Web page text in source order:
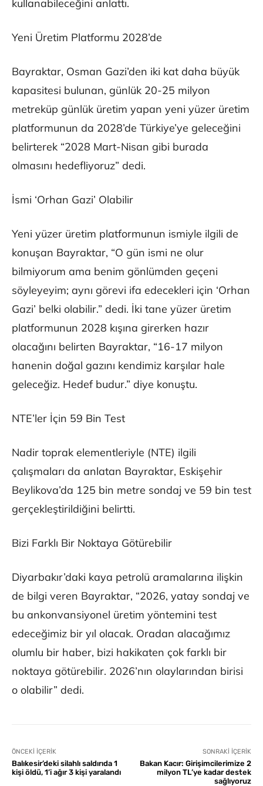
kullanabileceğini anlattı.
Yeni Üretim Platformu 2028’de
Bayraktar, Osman Gazi’den iki kat daha büyük
kapasitesi bulunan, günlük 20-25 milyon
metreküp günlük üretim yapan yeni yüzer üretim
platformunun da 2028’de Türkiye’ye geleceğini
belirterek “2028 Mart-Nisan gibi burada
olmasını hedefliyoruz” dedi.
İsmi ‘Orhan Gazi’ Olabilir
Yeni yüzer üretim platformunun ismiyle ilgili de
konuşan Bayraktar, “O gün ismi ne olur
bilmiyorum ama benim gönlümden geçeni
söyleyeyim; aynı görevi ifa edecekleri için ‘Orhan
Gazi’ belki olabilir.” dedi. İki tane yüzer üretim
platformunun 2028 kışına girerken hazır
olacağını belirten Bayraktar, “16-17 milyon
hanenin doğal gazını kendimiz karşılar hale
geleceğiz. Hedef budur.” diye konuştu.
NTE’ler İçin 59 Bin Test
Nadir toprak elementleriyle (NTE) ilgili
çalışmaları da anlatan Bayraktar, Eskişehir
Beylikova’da 125 bin metre sondaj ve 59 bin test
gerçekleştirildiğini belirtti.
Bizi Farklı Bir Noktaya Götürebilir
Diyarbakır’daki kaya petrolü aramalarına ilişkin
de bilgi veren Bayraktar, “2026, yatay sondaj ve
bu ankonvansiyonel üretim yöntemini test
edeceğimiz bir yıl olacak. Oradan alacağımız
olumlu bir haber, bizi hakikaten çok farklı bir
noktaya götürebilir. 2026’nın olaylarından birisi
o olabilir” dedi.
ÖNCEKI İÇERIK
Balıkesir’deki silahlı saldırıda 1
kişi öldü, 1’i ağır 3 kişi yaralandı
SONRAKI İÇERIK
Bakan Kacır: Girişimcilerimize 2
milyon TL’ye kadar destek
sağlıyoruz